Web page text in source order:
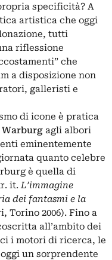
specificità? A
artistica che oggi
tutti
riflessione
che
a disposizione non
galleristi e
di icone è pratica
Warburg agli albori
eminentemente
quanto celebre
è quella di
it. L’immagine
dei fantasmi e la
Torino 2006). Fino a
all’ambito dei
i motori di ricerca, le
un sorprendente